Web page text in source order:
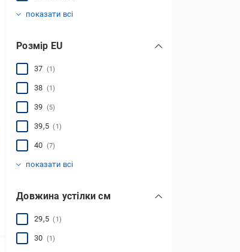
показати всі
Розмір EU
37 (1)
38 (1)
39 (5)
39,5(1)
40 (7)
показати всі
Довжина устілки см
29,5(1)
30 (1)